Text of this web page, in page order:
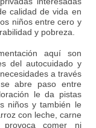
calidad de vida en
niños entre cero y
y pobreza.
aquí son
del autocuidado y
a través
abre paso entre
le da pistas
niños y también le
con leche, carne
comer ni